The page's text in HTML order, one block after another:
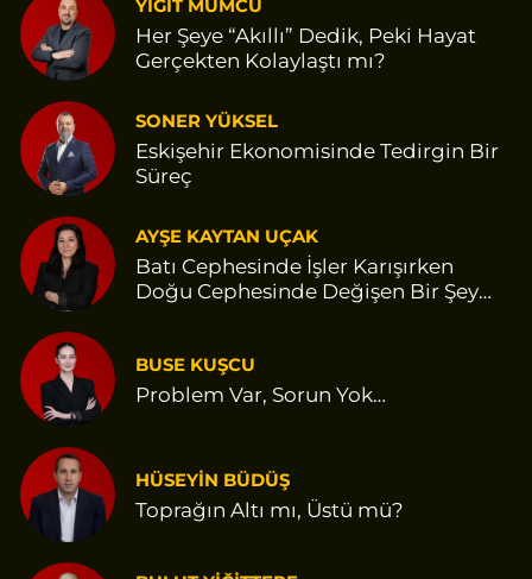
YİĞİT MUMCU
Her Şeye “Akıllı” Dedik, Peki Hayat
Gerçekten Kolaylaştı mı?
SONER YÜKSEL
Eskişehir Ekonomisinde Tedirgin Bir
Süreç
AYŞE KAYTAN UÇAK
Batı Cephesinde İşler Karışırken
Doğu Cephesinde Değişen Bir Şey
BUSE KUŞCU
Problem Var, Sorun Yok…
HÜSEYİN BÜDÜŞ
Toprağın Altı mı, Üstü mü?